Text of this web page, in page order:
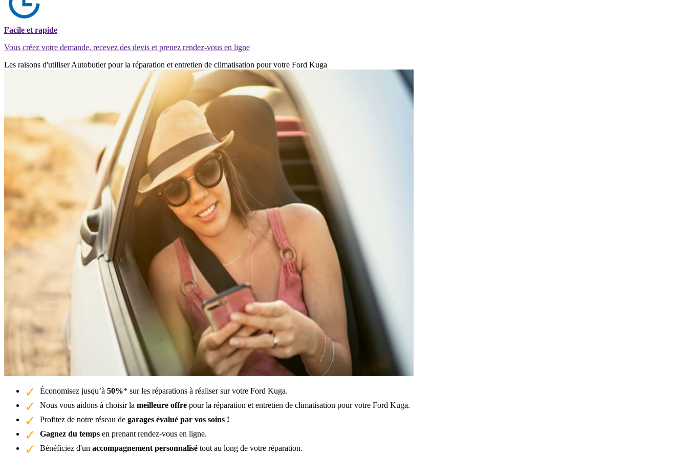
Facile et rapide
Vous créez votre demande, recevez des devis et prenez rendez-vous en ligne
Les raisons d'utiliser Autobutler pour la réparation et entretien de climatisation pour votre Ford Kuga
Économisez jusqu’à 50%* sur les réparations à réaliser sur votre Ford Kuga.
Nous vous aidons à choisir la meilleure offre pour la réparation et entretien de climatisation pour votre Ford Kuga.
Profitez de notre réseau de garages évalué par vos soins !
Gagnez du temps en prenant rendez-vous en ligne.
Bénéficiez d'un accompagnement personnalisé tout au long de votre réparation.